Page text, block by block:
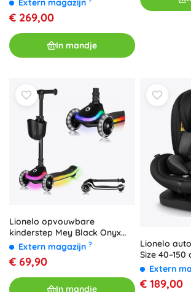
Extern magazijn
€ 269,00
In mandje
Lionelo opvouwbare
kinderstep Mey Black Onyx
met LED-verlichting
Extern magazijn ?
€ 69,90
In mandje
Lionelo
Size
Extern
€ 189,00